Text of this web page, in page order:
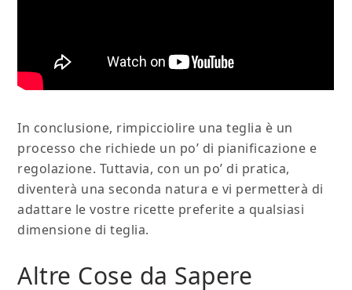
In conclusione, rimpicciolire una teglia è un
processo che richiede un po’ di pianificazione e
regolazione. Tuttavia, con un po’ di pratica,
diventerà una seconda natura e vi permetterà di
adattare le vostre ricette preferite a qualsiasi
dimensione di teglia.
Altre Cose da Sapere